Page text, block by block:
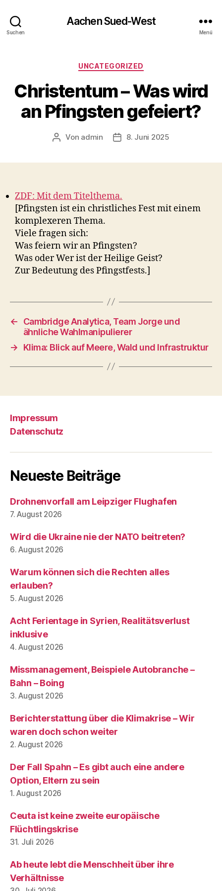
Suchen
Aachen Sued-West
Menü
Kategorien
UNCATEGORIZED
Christentum – Was wird
an Pfingsten gefeiert?
Beitragsautor
Von admin Veröffentlichungsdatum
8. Juni 2025
ZDF: Mit dem Titelthema.
[Pfingsten ist ein christliches Fest mit einem
komplexeren Thema.
Viele fragen sich:
Was feiern wir an Pfingsten?
Was oder Wer ist der Heilige Geist?
Zur Bedeutung des Pfingstfests.]
←
Cambridge Analytica, Team Jorge und
ähnliche Wahlmanipulierer
→
Klima: Blick auf Meere, Wald und Infrastruktur
Impressum
Datenschutz
Neueste Beiträge
Drohnenvorfall am Leipziger Flughafen
7. August 2026
Wird die Ukraine nie der NATO beitreten?
6. August 2026
Warum können sich die Rechten alles
erlauben?
5. August 2026
Acht Ferientage in Syrien, Realitätsverlust
inklusive
4. August 2026
Missmanagement, Beispiele Autobranche –
Bahn – Boing
3. August 2026
Berichterstattung über die Klimakrise – Wir
waren doch schon weiter
2. August 2026
Der Fall Spahn – Es gibt auch eine andere
Option, Eltern zu sein
1. August 2026
Ceuta ist keine zweite europäische
Flüchtlingskrise
31. Juli 2026
Ab heute lebt die Menschheit über ihre
Verhältnisse